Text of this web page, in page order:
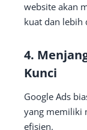
website akan
kuat dan lebih
4.
Kunci
Google Ads
yang memiliki
efisien.